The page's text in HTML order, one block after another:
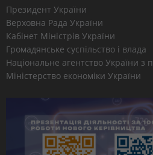
Президент України
Верховна Рада України
Кабінет Міністрів України
Громадянське суспільство і влада
Національне агентство України з
Міністерство економіки України